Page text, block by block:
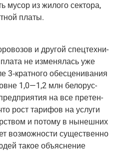
мусор из жило­го сек­то­ра,
платы.
и дру­гой спец­тех­ни­
не изме­ня­лась уже
3‑кратного обес­це­ни­ва­ния
1,0—1,2 млн бело­рус­
на все пре­тен­
рост тари­фов на услу­ги
и пото­му в нынеш­них
воз­мож­но­сти суще­ствен­но
такое объ­яс­не­ние